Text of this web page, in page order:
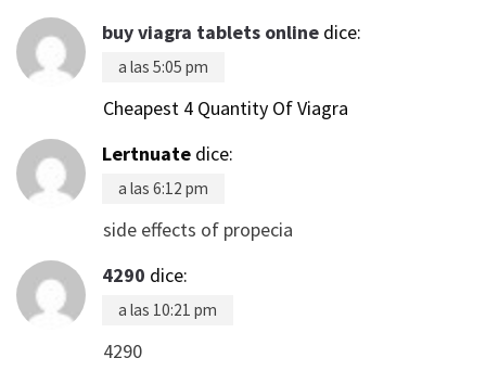
buy viagra tablets online dice:
a las 5:05 pm
Cheapest 4 Quantity Of Viagra
Lertnuate dice:
a las 6:12 pm
side effects of propecia
4290 dice:
a las 10:21 pm
4290